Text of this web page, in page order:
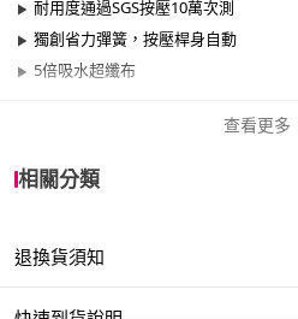
耐用度通過SGS按壓10萬次測
獨創省力彈簧，按壓桿身自動
5倍吸水超纖布
適用於
查看更多
相關分類
退換貨須知